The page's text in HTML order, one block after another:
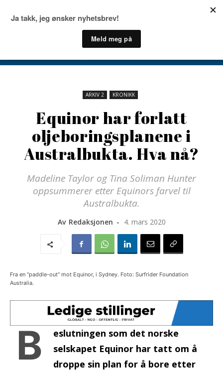
ARKIV 2 KRONIKK
Equinor har forlatt
oljeboringsplanene i
Australbukta. Hva nå?
Madeline Taylor og Tina Soliman Hunter
oppsummerer etter Equinors farvel til
Australbukta.
Av Redaksjonen - 4. mars 2020
Fra en "paddle-out" mot Equinor, i Sydney. Foto: Surfrider Foundation
Australia.
B
eslutningen som det norske
selskapet Equinor har tatt om å
droppe sin plan for å bore etter